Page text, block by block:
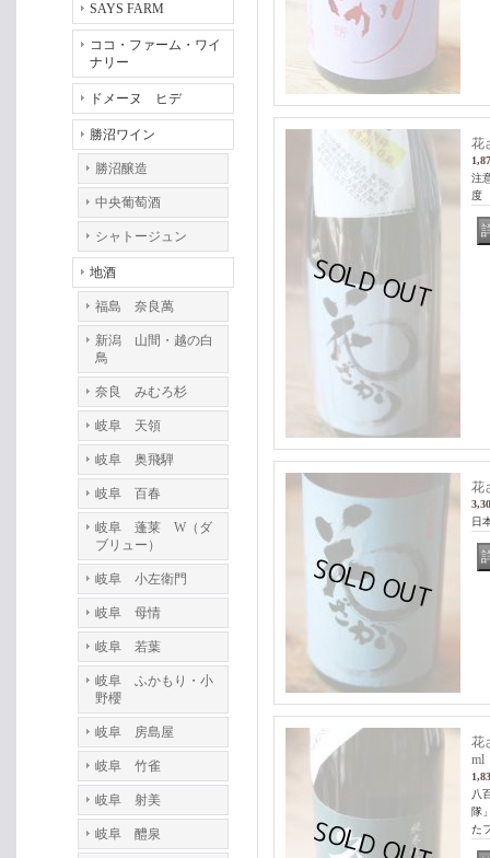
SAYS FARM
ココ・ファーム・ワイ
ナリー
ドメーヌ ヒデ
勝沼ワイン
勝沼醸造
中央葡萄酒
シャトージュン
地酒
福島 奈良萬
新潟 山間・越の白
鳥
奈良 みむろ杉
岐阜 天領
岐阜 奥飛騨
岐阜 百春
岐阜 蓬莱 W（ダ
ブリュー）
岐阜 小左衛門
岐阜 母情
岐阜 若葉
岐阜 ふかもり・小
野櫻
岐阜 房島屋
岐阜 竹雀
岐阜 射美
岐阜 醴泉
花
注
度
花
日
花
ml
八
隊
た